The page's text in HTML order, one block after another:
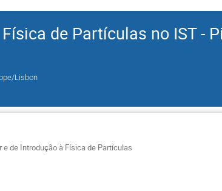
de Partículas no IST -
Lisbon
de Introdução à Física de Partículas